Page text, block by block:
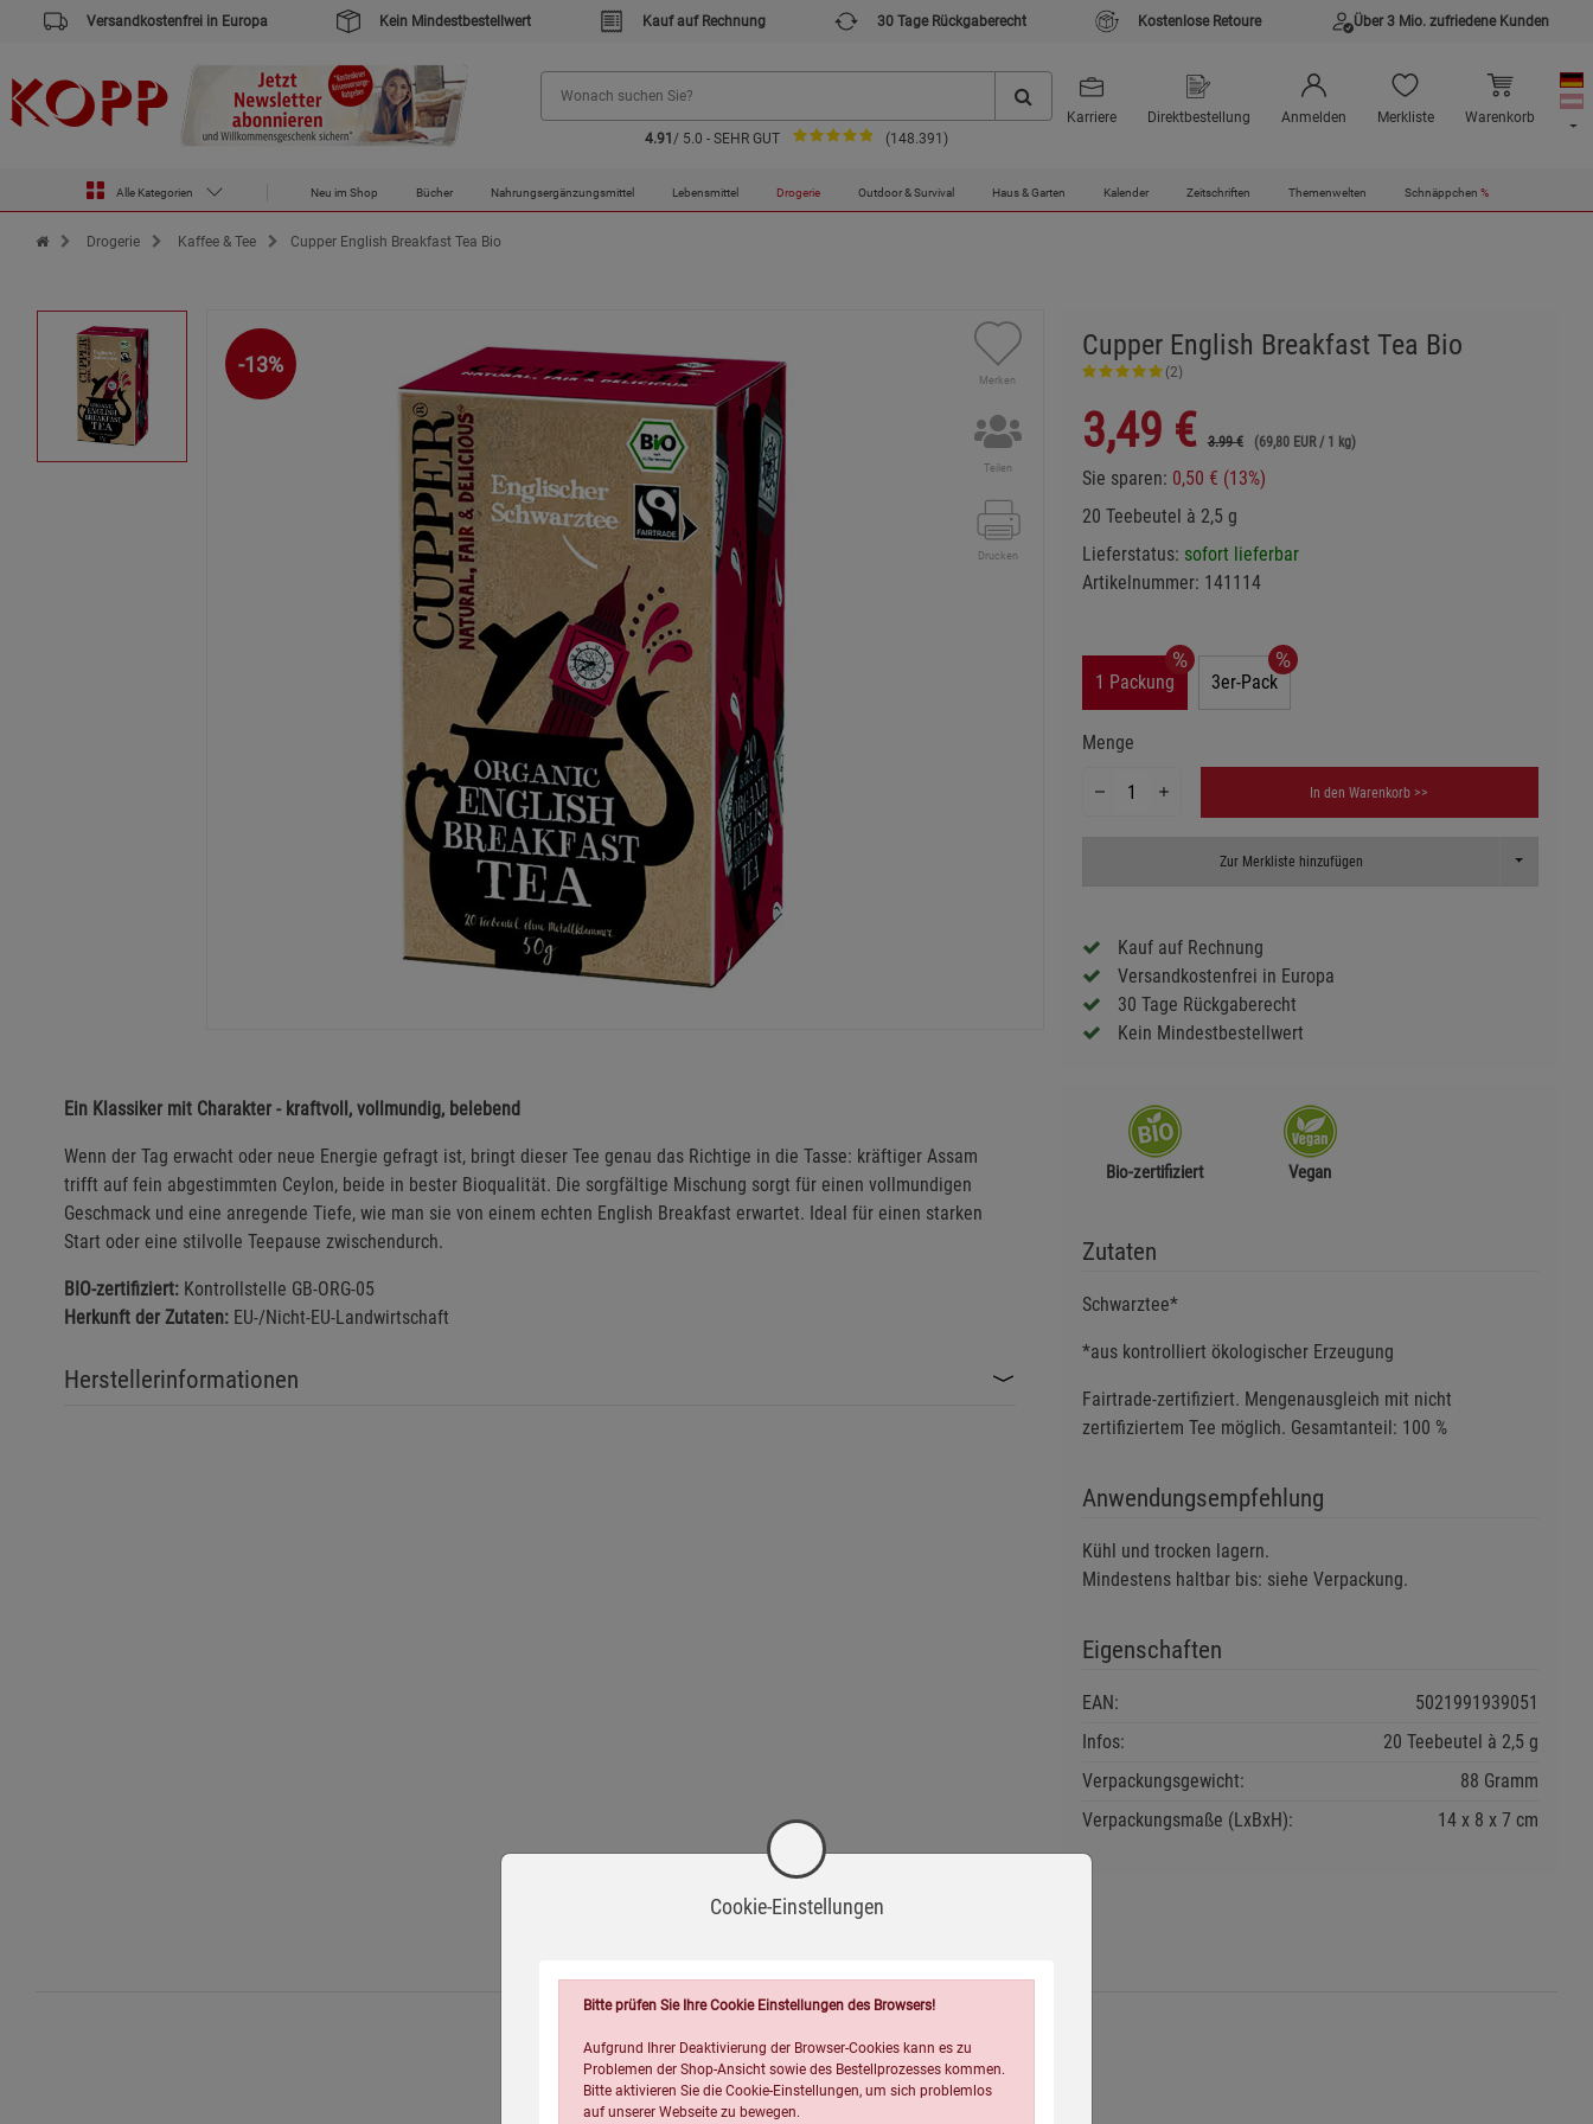
Versandkostenfrei in Europa Kein Mindestbestellwert Kauf auf Rechnung 30 Tage Rückgaberecht Kostenlose Retoure Über 3 Mio. zufriedene Kunden
4.91 / 5.0 - SEHR GUT (148.391)
Karriere Direktbestellung Anmelden Merkliste Warenkorb
Alle Kategorien Neu im Shop Bücher Nahrungsergänzungsmittel Lebensmittel Drogerie Outdoor & Survival Haus & Garten Kalender Zeitschriften Themenwelten Schnäppchen %
Zur Startseite des Kopp Verlag Online-Shop
Drogerie Kaffee & Tee Cupper English Breakfast Tea Bio
-13%
Merken
Teilen
Drucken
Cupper English Breakfast Tea Bio
(2)
3,49 € 3.99 € (69,80 EUR / 1 kg)
Sie sparen: 0,50 € (13%)
20 Teebeutel à 2,5 g
Lieferstatus: sofort lieferbar
Artikelnummer: 141114
1 Packung 3er-Pack
Menge
In den Warenkorb >>
Zur Merkliste hinzufügen Toggle
Kauf auf Rechnung
Versandkostenfrei in Europa
30 Tage Rückgaberecht
Kein Mindestbestellwert
Ein Klassiker mit Charakter - kraftvoll, vollmundig, belebend
Wenn der Tag erwacht oder neue Energie gefragt ist, bringt dieser Tee genau das Richtige in die Tasse: kräftiger Assam
trifft auf fein abgestimmten Ceylon, beide in bester Bioqualität. Die sorgfältige Mischung sorgt für einen vollmundigen
Geschmack und eine anregende Tiefe, wie man sie von einem echten English Breakfast erwartet. Ideal für einen starken
Start oder eine stilvolle Teepause zwischendurch.
BIO-zertifiziert: Kontrollstelle GB-ORG-05
Herkunft der Zutaten: EU-/Nicht-EU-Landwirtschaft
Herstellerinformationen
Bio-zertifiziert Vegan
Zutaten
Schwarztee*
*aus kontrolliert ökologischer Erzeugung
Fairtrade-zertifiziert. Mengenausgleich mit nicht
zertifiziertem Tee möglich. Gesamtanteil: 100 %
Anwendungsempfehlung
Kühl und trocken lagern.
Mindestens haltbar bis: siehe Verpackung.
Eigenschaften
EAN:
5021991939051
Infos:
20 Teebeutel à 2,5 g
Verpackungsgewicht:
88 Gramm
Verpackungsmaße (LxBxH):
14 8 7 cm
-21%
Cookie-Einstellungen
Bitte prüfen Sie Ihre Cookie Einstellungen des Browsers!
Aufgrund Ihrer Deaktivierung der Browser-Cookies kann es zu
Problemen der Shop-Ansicht sowie des Bestellprozesses kommen.
Bitte aktivieren Sie die Cookie-Einstellungen, um sich problemlos
auf unserer Webseite zu bewegen.